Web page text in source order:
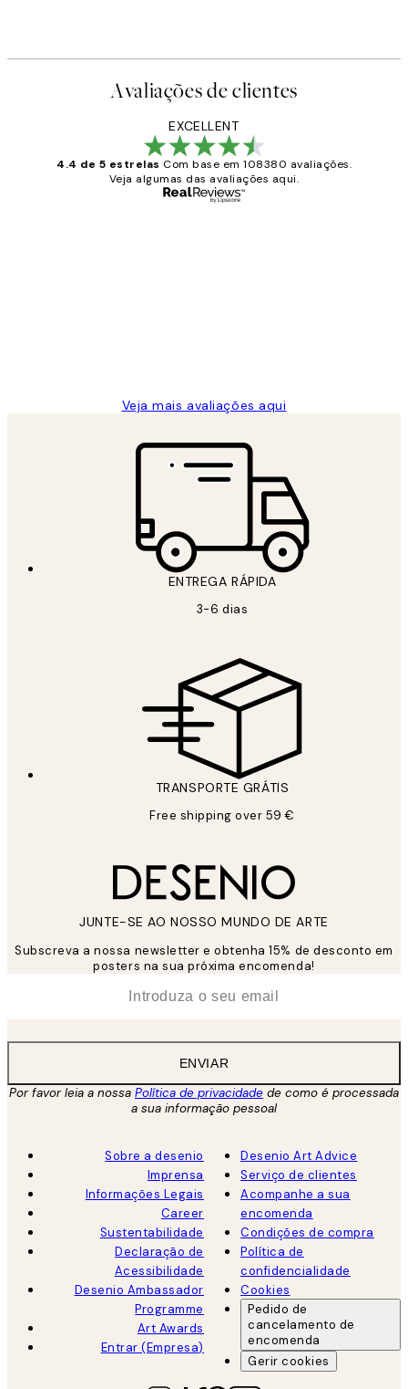
Avaliações de clientes
EXCELLENT
4.4 de 5 estrelas Com base em 108380 avaliações.
Veja algumas das avaliações aqui.
Veja mais avaliações aqui
ENTREGA RÁPIDA
3-6 dias
TRANSPORTE GRÁTIS
Free shipping over 59 €
JUNTE-SE AO NOSSO MUNDO DE ARTE
Subscreva a nossa newsletter e obtenha 15% de desconto em
posters na sua próxima encomenda!
ENVIAR
Por favor leia a nossa Política de privacidade de como é processada
a sua informação pessoal
Sobre a desenio
Imprensa
Informações Legais
Career
Sustentabilidade
Declaração de
Acessibilidade
Desenio Ambassador
Programme
Art Awards
Entrar (Empresa)
Desenio Art Advice
Serviço de clientes
Acompanhe a sua
encomenda
Condições de compra
Política de
confidencialidade
Cookies
Pedido de
cancelamento de
encomenda
Gerir cookies